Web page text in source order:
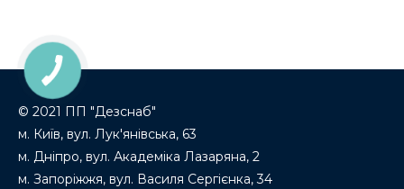
© 2021 ПП "Дезснаб"
м. Київ, вул. Лук'янівська, 63
м. Дніпро, вул. Академіка Лазаряна, 2
м. Запоріжжя, вул. Василя Сергієнка, 34